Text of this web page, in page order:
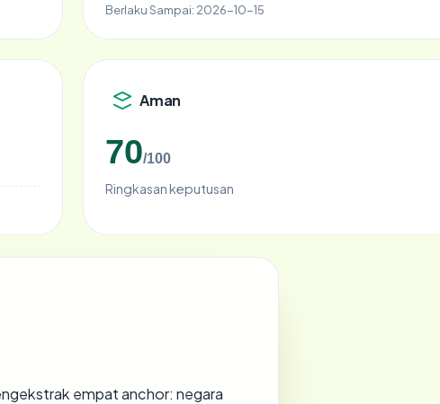
Berlaku Sampai: 2026-10-15
Aman
70/100
Ringkasan keputusan
empat anchor: negara